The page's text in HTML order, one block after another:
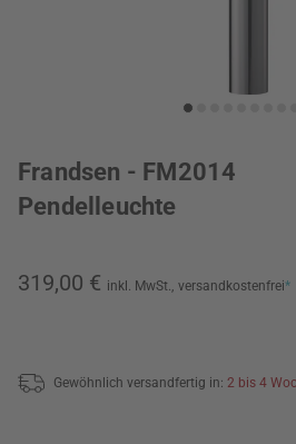
Frandsen - FM2014
Pendelleuchte
319,00 € inkl. MwSt., versandkostenfrei*
Gewöhnlich versandfertig in: 2 bis 4